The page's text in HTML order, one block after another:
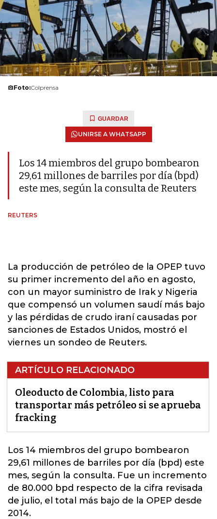
Foto:Colprensa
GUARDAR
UNIRSE A WHATSAPP
Los 14 miembros del grupo bombearon
29,61 millones de barriles por día (bpd)
este mes, según la consulta de Reuters
REUTERS
La producción de petróleo de la OPEP tuvo
su primer incremento del año en agosto,
con un mayor suministro de Irak y Nigeria
que compensó un volumen saudí más bajo
y las pérdidas de crudo iraní causadas por
sanciones de Estados Unidos, mostró el
viernes un sondeo de Reuters.
ARTÍCULO RELACIONADO
Oleoducto de Colombia, listo para
transportar más petróleo si se aprueba
fracking
Los 14 miembros del grupo bombearon
29,61 millones de barriles por día (bpd) este
mes, según la consulta. Fue un incremento
de 80.000 bpd respecto de la cifra revisada
de julio, el total más bajo de la OPEP desde
2014.